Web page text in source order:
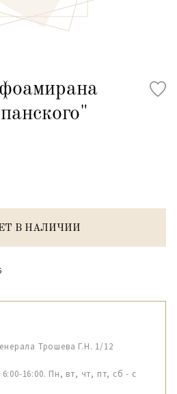
В НАЛИЧИИ
Трошева Г.Н. 1/12
16:00. Пн, вт, чт, пт, сб - с